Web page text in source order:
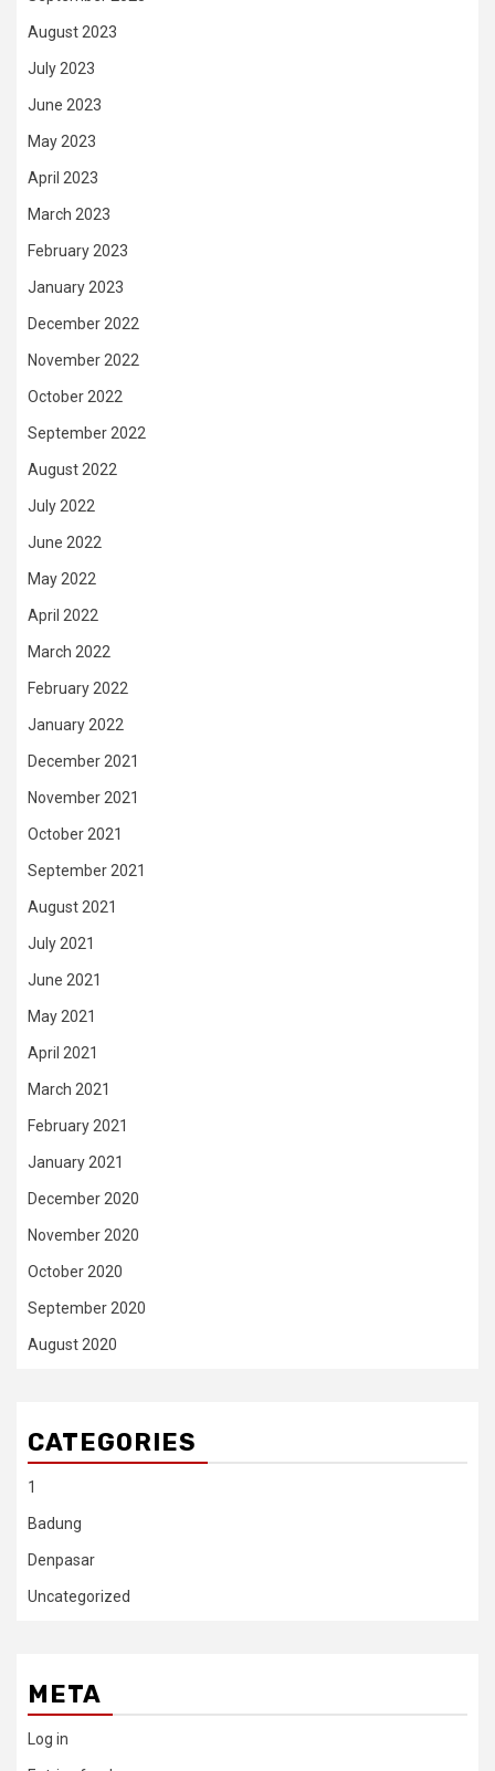
August 2023
July 2023
June 2023
May 2023
April 2023
March 2023
February 2023
January 2023
December 2022
November 2022
October 2022
September 2022
August 2022
July 2022
June 2022
May 2022
April 2022
March 2022
February 2022
January 2022
December 2021
November 2021
October 2021
September 2021
August 2021
July 2021
June 2021
May 2021
April 2021
March 2021
February 2021
January 2021
December 2020
November 2020
October 2020
September 2020
August 2020
CATEGORIES
1
Badung
Denpasar
Uncategorized
META
Log in